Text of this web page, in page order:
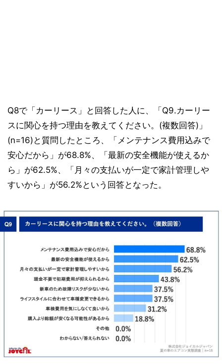
Q8で「カーリース」と回答した人に、「Q9.カーリー
スに関心を持つ理由を教えてください。(複数回答)」
(n=16)と質問したところ、「メンテナンス費用込みで
安心だから」が68.8%、「最新の安全機能が使えるか
ら」が62.5%、「月々の支払いが一定で家計管理しや
すいから」が56.2%という回答となった。